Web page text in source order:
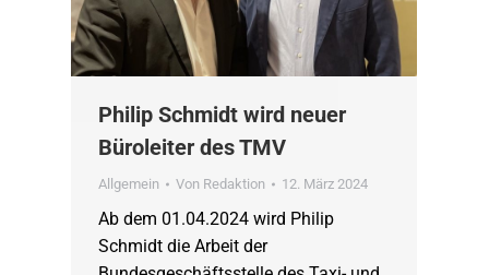
Philip Schmidt wird neuer
Büroleiter des TMV
Allgemein Von Redaktion 12. März 2024
Ab dem 01.04.2024 wird Philip
Schmidt die Arbeit der